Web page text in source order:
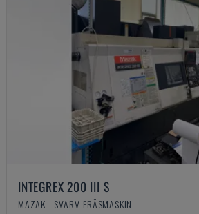
INTEGREX 200 III S
MAZAK - SVARV-FRÄSMASKIN